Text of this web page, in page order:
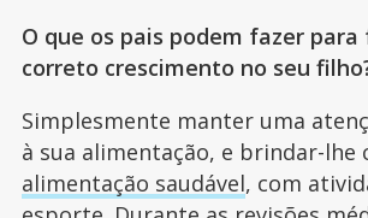
O que os pais podem fazer
correto crescimento no seu
Simplesmente manter uma
à sua alimentação, e brindar-lhe
alimentação saudável, com